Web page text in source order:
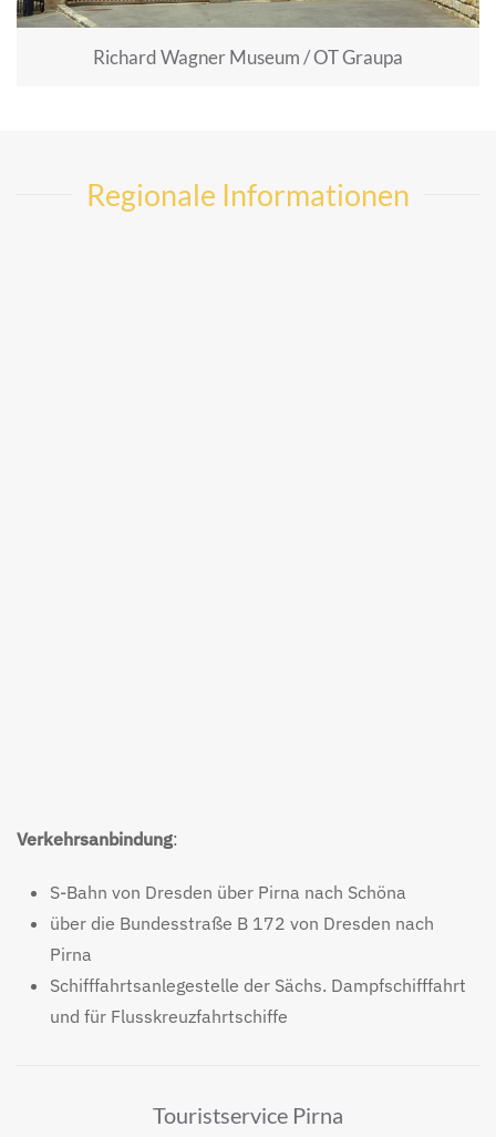
Richard Wagner Museum / OT Graupa
Regionale Informationen
Verkehrsanbindung:
S-Bahn von Dresden über Pirna nach Schöna
über die Bundesstraße B 172 von Dresden nach
Pirna
Schifffahrtsanlegestelle der Sächs. Dampfschifffahrt
und für Flusskreuzfahrtschiffe
Touristservice Pirna